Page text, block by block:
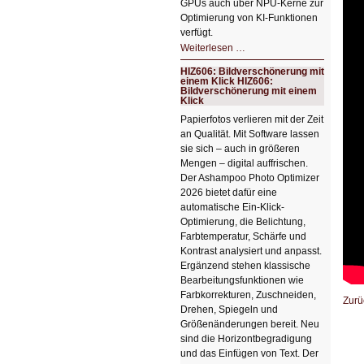
GPUs auch über NPU-Kerne zur
Optimierung von KI-Funktionen
verfügt.
Weiterlesen …
Schicker
kompakter
Rechenturbo
HIZ606: Bildverschönerung mit
einem Klick HIZ606:
Bildverschönerung mit einem
Klick
Papierfotos verlieren mit der Zeit
an Qualität. Mit Software lassen
sie sich – auch in größeren
Mengen – digital auffrischen.
Der Ashampoo Photo Optimizer
2026 bietet dafür eine
automatische Ein-Klick-
Optimierung, die Belichtung,
Farbtemperatur, Schärfe und
Kontrast analysiert und anpasst.
Ergänzend stehen klassische
Bearbeitungsfunktionen wie
Farbkorrekturen, Zuschneiden,
Drehen, Spiegeln und
Größenänderungen bereit. Neu
sind die Horizontbegradigung
und das Einfügen von Text. Der